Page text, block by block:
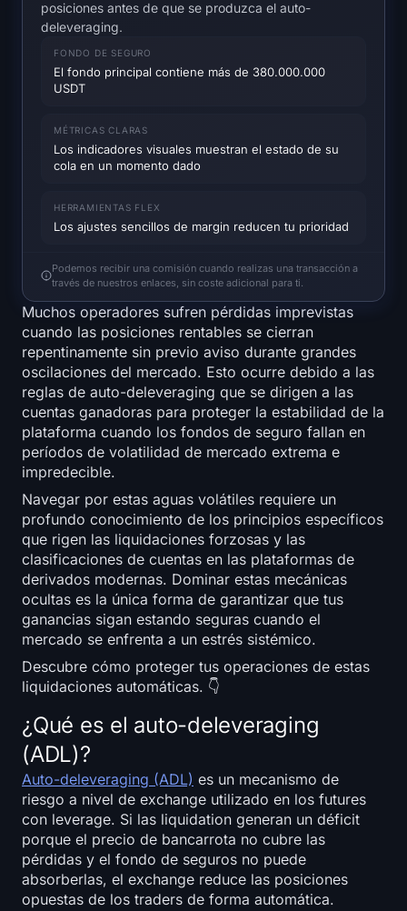
Mapa de calor de SOL
Mapa de calor de HYPE
Mapa de calor de ZEC
Datos de Mercado
Índice de Altcoin Season
Índice de Miedo y Avaricia
Mapa de calor del RSI
Funding Rates
Open Interest
Rainbow Chart
Cuenta regresiva del halving
Rastreador de gas de ETH
Rastreador de cartera de criptomonedas
Acerca de
Registrarse Iniciar sesión
Idioma
posiciones antes de que se produzca el auto-
deleveraging.
FONDO DE SEGURO
El fondo principal contiene más de 380.000.000
USDT
MÉTRICAS CLARAS
Los indicadores visuales muestran el estado de su
cola en un momento dado
HERRAMIENTAS FLEX
Los ajustes sencillos de margin reducen tu prioridad
Podemos recibir una comisión cuando realizas una transacción a
través de nuestros enlaces, sin coste adicional para ti.
Muchos operadores sufren pérdidas imprevistas
cuando las posiciones rentables se cierran
repentinamente sin previo aviso durante grandes
oscilaciones del mercado. Esto ocurre debido a las
reglas de auto-deleveraging que se dirigen a las
cuentas ganadoras para proteger la estabilidad de la
plataforma cuando los fondos de seguro fallan en
períodos de volatilidad de mercado extrema e
impredecible.
Navegar por estas aguas volátiles requiere un
profundo conocimiento de los principios específicos
que rigen las liquidaciones forzosas y las
clasificaciones de cuentas en las plataformas de
derivados modernas. Dominar estas mecánicas
ocultas es la única forma de garantizar que tus
ganancias sigan estando seguras cuando el
mercado se enfrenta a un estrés sistémico.
Descubre cómo proteger tus operaciones de estas
liquidaciones automáticas. 👇
¿Qué es el auto-deleveraging
(ADL)?
Auto-deleveraging (ADL) es un mecanismo de
riesgo a nivel de exchange utilizado en los futures
con leverage. Si las liquidation generan un déficit
porque el precio de bancarrota no cubre las
pérdidas y el fondo de seguros no puede
absorberlas, el exchange reduce las posiciones
opuestas de los traders de forma automática.